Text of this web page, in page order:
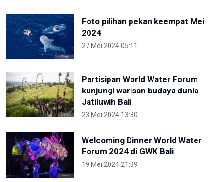
Foto pilihan pekan keempat Mei
2024
27 Mei 2024 05:11
Partisipan World Water Forum
kunjungi warisan budaya dunia
Jatiluwih Bali
23 Mei 2024 13:30
Welcoming Dinner World Water
Forum 2024 di GWK Bali
19 Mei 2024 21:39